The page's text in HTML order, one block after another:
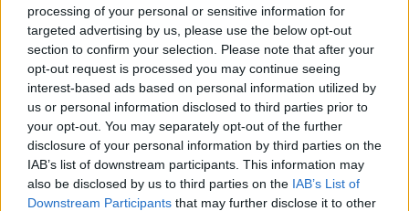
processing of your personal or sensitive information for
targeted advertising by us, please use the below opt-out
section to confirm your selection. Please note that after your
opt-out request is processed you may continue seeing
interest-based ads based on personal information utilized by
us or personal information disclosed to third parties prior to
your opt-out. You may separately opt-out of the further
disclosure of your personal information by third parties on the
IAB’s list of downstream participants. This information may
also be disclosed by us to third parties on the IAB’s List of
Downstream Participants that may further disclose it to other
Metlen: Ρεκόρ EBITDA στο α' εξάμηνο, στα 550 εκατ. ευρώ – Καθαρά
κέρδη 313 εκατ. ευρώ
HELLENiQ ENERGY: Κέρδη 393
εκατ. ευρώ στο α' εξάμηνο –
Στα 734 εκατ. ευρώ τα EBITDA
TV: Η σκακιέρα της νέας σεζόν